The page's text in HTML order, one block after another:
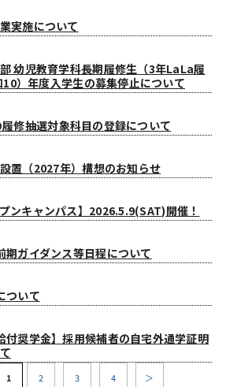
実施について
幼児教育学科長期履修生（3年LaLa履
）年度入学生の募集停止について
修抽選対象科目の登録について
置（2027年）構想のお知らせ
ンキャンパス】2026.5.9(SAT)開催！
ガイダンス等日程について
ついて
奨学金】採用候補者の自宅外通学証明
1 2 3 4 ＞